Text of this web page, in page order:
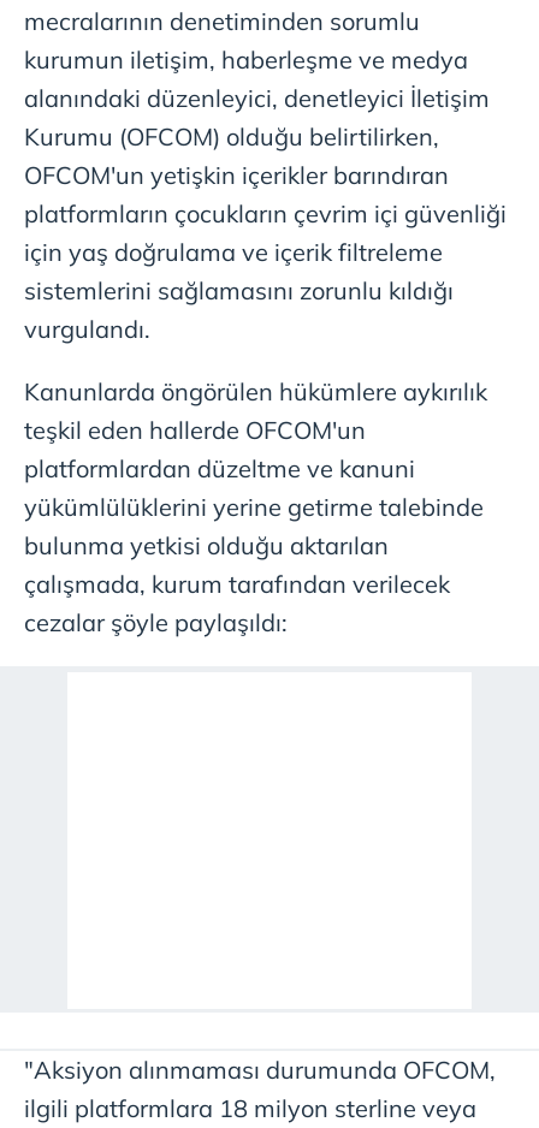
mecralarının denetiminden sorumlu
kurumun iletişim, haberleşme ve medya
alanındaki düzenleyici, denetleyici İletişim
Kurumu (OFCOM) olduğu belirtilirken,
OFCOM'un yetişkin içerikler barındıran
platformların çocukların çevrim içi güvenliği
için yaş doğrulama ve içerik filtreleme
sistemlerini sağlamasını zorunlu kıldığı
vurgulandı.
Kanunlarda öngörülen hükümlere aykırılık
teşkil eden hallerde OFCOM'un
platformlardan düzeltme ve kanuni
yükümlülüklerini yerine getirme talebinde
bulunma yetkisi olduğu aktarılan
çalışmada, kurum tarafından verilecek
cezalar şöyle paylaşıldı:
"Aksiyon alınmaması durumunda OFCOM,
ilgili platformlara 18 milyon sterline veya